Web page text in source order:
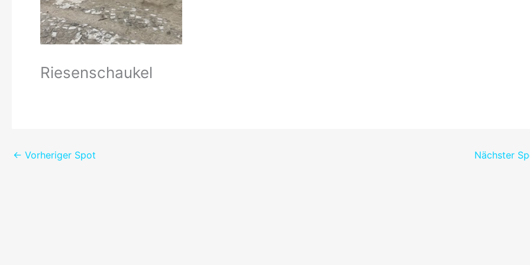
Riesenschaukel
← Vorheriger Spot Nächster